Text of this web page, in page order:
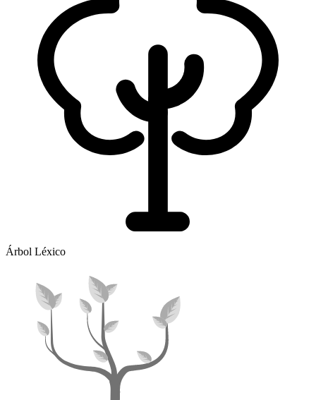
Árbol Léxico